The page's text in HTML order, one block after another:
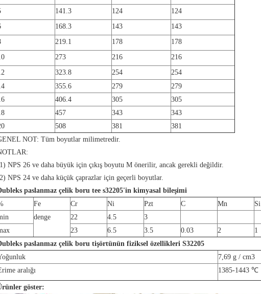
141.3 124
124
168.3 143
143
219.1 178
178
273 216
216
323.8 254
254
355.6 279
279
406.4 305
305
457 343
343
508 381
381
NOT: Tüm boyutlar milimetredir.
NPS 26 ve daha büyük için çıkış boyutu M önerilir, ancak gerekli değildir.
NPS 24 ve daha küçük çaprazlar için geçerli boyutlar.
paslanmaz çelik boru tee s32205'in kimyasal bileşimi
Fe Cr Ni Pzt C Mn Si
denge 22 4.5 3
23 6.5 3.5 0.03 2 1
paslanmaz çelik boru tişörtünün fiziksel özellikleri S32205
7,69 g / cm3
aralığı
1385-1443 ℃
göster: